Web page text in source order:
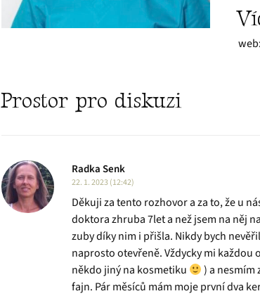
web:
Prostor pro diskuzi
Radka Senk
22. 1. 2023 (12:42)
Děkuji za tento rozhovor a za to, že u
doktora zhruba 7let a než jsem na něj
zuby díky nim i přišla. Nikdy bych
naprosto otevřeně. Vždycky mi každou
někdo jiný na kosmetiku
) a nesmím
fajn. Pár měsíců mám moje první dva